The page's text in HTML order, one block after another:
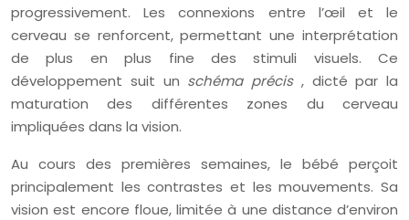
progressivement. Les connexions entre l’œil et le
cerveau se renforcent, permettant une interprétation
de plus en plus fine des stimuli visuels. Ce
développement suit un schéma précis , dicté par la
maturation des différentes zones du cerveau
impliquées dans la vision.
Au cours des premières semaines, le bébé perçoit
principalement les contrastes et les mouvements. Sa
vision est encore floue, limitée à une distance d’environ